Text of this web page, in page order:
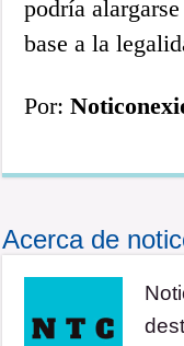
podría
base a la
Por:
Acerca de